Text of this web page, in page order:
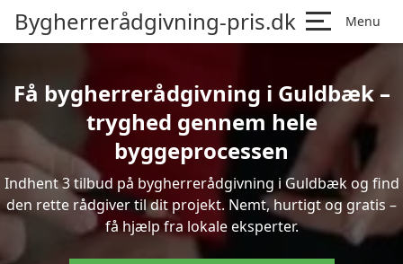
Bygherrerådgivning-pris.dk Menu
Få bygherrerådgivning i Guldbæk –
tryghed gennem hele
byggeprocessen
Indhent 3 tilbud på bygherrerådgivning i Guldbæk og find
den rette rådgiver til dit projekt. Nemt, hurtigt og gratis –
få hjælp fra lokale eksperter.